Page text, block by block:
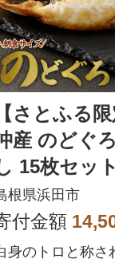
【さとふる
産 のどぐ
15枚セッ
き方付き
根県浜田市
付金額
身のトロと称さ